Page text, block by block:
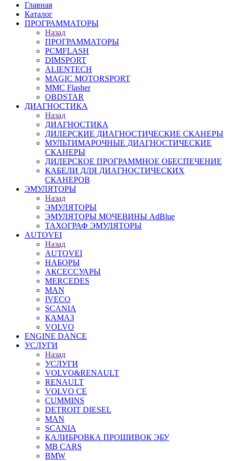
Главная
Каталог
ПРОГРАММАТОРЫ
Назад
ПРОГРАММАТОРЫ
PCMFLASH
DIMSPORT
ALIENTECH
MAGIC MOTORSPORT
MMC Flasher
OBDSTAR
ДИАГНОСТИКА
Назад
ДИАГНОСТИКА
ДИЛЕРСКИЕ ДИАГНОСТИЧЕСКИЕ СКАНЕРЫ
МУЛЬТИМАРОЧНЫЕ ДИАГНОСТИЧЕСКИЕ
СКАНЕРЫ
ДИЛЕРСКОЕ ПРОГРАММНОЕ ОБЕСПЕЧЕНИЕ
КАБЕЛИ ДЛЯ ДИАГНОСТИЧЕСКИХ
СКАНЕРОВ
ЭМУЛЯТОРЫ
Назад
ЭМУЛЯТОРЫ
ЭМУЛЯТОРЫ МОЧЕВИНЫ АdBlue
ТАХОГРАФ ЭМУЛЯТОРЫ
AUTOVEI
Назад
AUTOVEI
НАБОРЫ
АКСЕССУАРЫ
MERCEDES
MAN
IVECO
SCANIA
КАМАЗ
VOLVO
ENGINE DANCE
УСЛУГИ
Назад
УСЛУГИ
VOLVO&RENAULT
RENAULT
VOLVO CE
CUMMINS
DETROIT DIESEL
MAN
SCANIA
КАЛИБРОВКА ПРОШИВОК ЭБУ
MB CARS
BMW